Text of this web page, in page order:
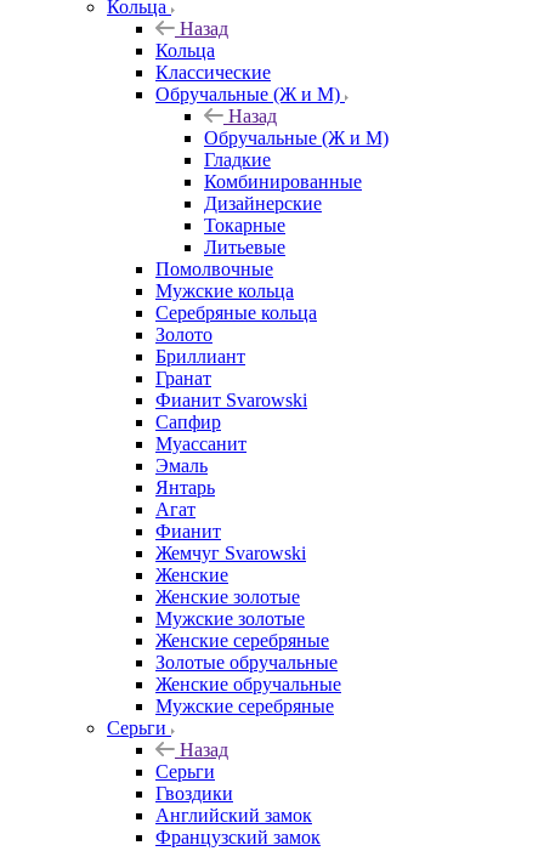
Кольца
Назад
Кольца
Классические
Обручальные (Ж и М)
Назад
Обручальные (Ж и М)
Гладкие
Комбинированные
Дизайнерские
Токарные
Литьевые
Помолвочные
Мужские кольца
Серебряные кольца
Золото
Бриллиант
Гранат
Фианит Svarowski
Сапфир
Муассанит
Эмаль
Янтарь
Агат
Фианит
Жемчуг Svarowski
Женские
Женские золотые
Мужские золотые
Женские серебряные
Золотые обручальные
Женские обручальные
Мужские серебряные
Серьги
Назад
Серьги
Гвоздики
Английский замок
Французский замок